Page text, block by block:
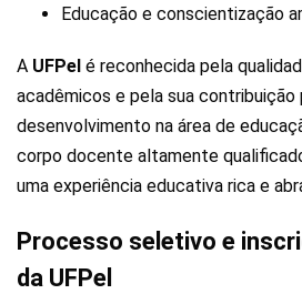
Educação e conscientização
A UFPel é reconhecida pela
acadêmicos e pela sua contribuição
desenvolvimento na área de
corpo docente altamente
uma experiência educativa rica e
Processo seletivo e
da UFPel